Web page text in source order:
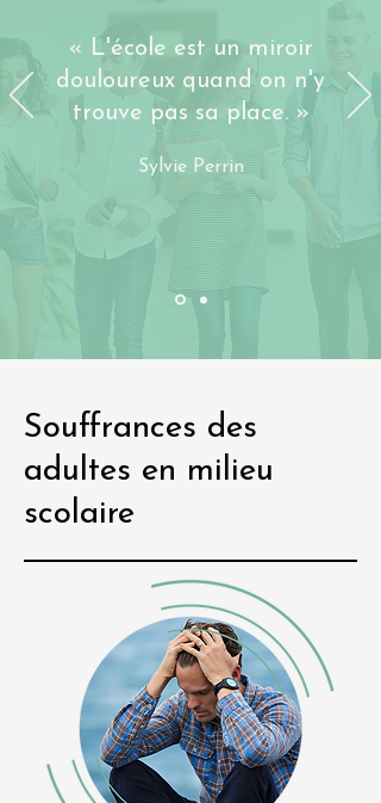
« L'école est un miroir
douloureux quand on n'y
trouve pas sa place. »
Sylvie Perrin
Souffrances des
adultes en milieu
scolaire